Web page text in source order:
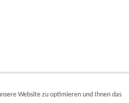
Website zu optimieren und Ihnen das